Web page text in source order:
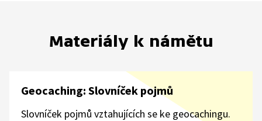
Materiály k námětu
Geocaching: Slovníček pojmů
Slovníček pojmů vztahujících se ke geocachingu.